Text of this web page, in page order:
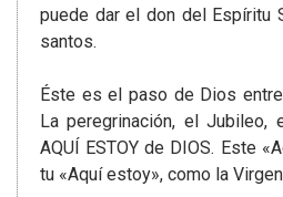
puede dar el don del Espíritu
santos.
Éste es el paso de Dios
La peregrinación, el Jubileo,
AQUÍ ESTOY de DIOS. Este
tu «Aquí estoy», como la